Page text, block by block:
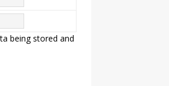
being stored and